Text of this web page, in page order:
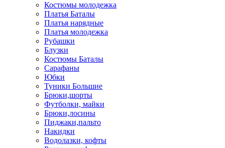
Костюмы молодежка
Платья Баталы
Платья нарядные
Платья молодежка
Рубашки
Блузки
Костюмы Баталы
Сарафаны
Юбки
Туники Большие
Брюки,шорты
Футболки, майки
Брюки,лосины
Пиджаки,пальто
Накидки
Водолазки, кофты